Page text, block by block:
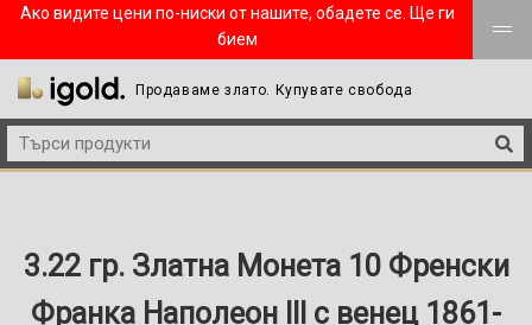
Ако видите цени по-ниски от нашите, обадете се. Ще ги
бием
Продаваме злато. Купувате свобода
3.22 гр. Златна Монета 10 Френски
Франка Наполеон III с венец 1861-